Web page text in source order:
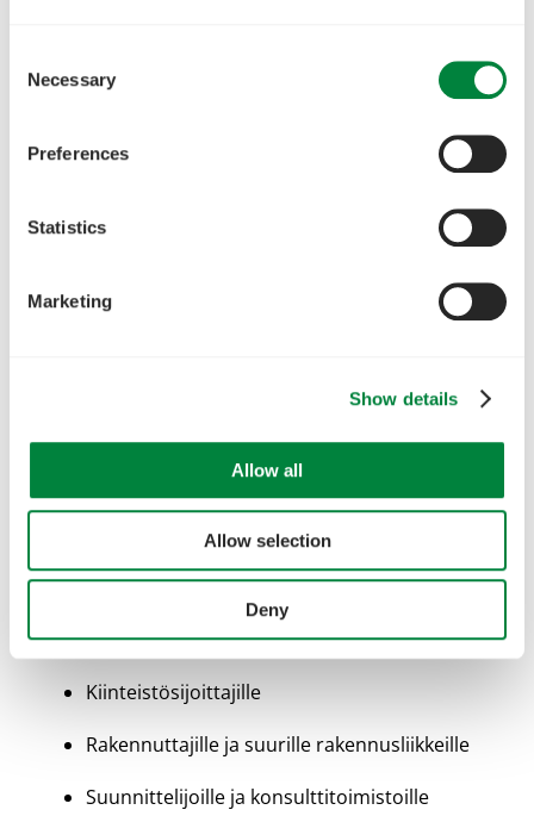
Selection
Necessary
Preferences
Statistics
Marketing
Show details
Allow all
Allow selection
Deny
Mitä etua saat webinaarista?
sertifioitua ja taksonomiakelpoista hanketta
Saat selkeän kuvan kiristyvistä vaatimuksista
ja niiden aikatauluista
vaikuttavat E-lukuun ja hankkeen riskitasoon
Webinaari on suunnattu:
Kiinteistönomistajille ja -kehittäjille
Kiinteistösijoittajille
Rakennuttajille ja suurille rakennusliikkeille
Suunnittelijoille ja konsulttitoimistoille